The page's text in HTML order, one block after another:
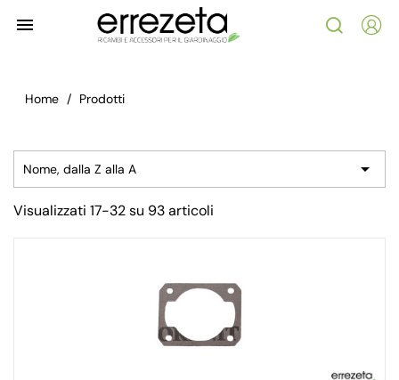

Home Prodotti
Nome, dalla Z alla A 
Visualizzati 17-32 su 93 articoli